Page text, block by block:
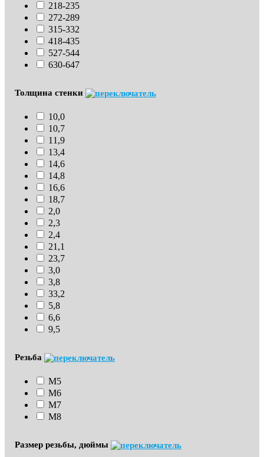
218-235
272-289
315-332
418-435
527-544
630-647
Толщина стенки
10,0
10,7
11,9
13,4
14,6
14,8
16,6
18,7
2,0
2,3
2,4
21,1
23,7
3,0
3,8
33,2
5,8
6,6
9,5
Резьба
М5
М6
М7
М8
Размер резьбы, дюймы